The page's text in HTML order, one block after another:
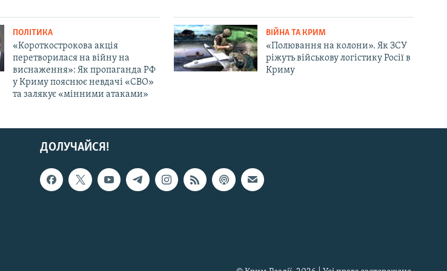
ПОЛІТИКА
«Короткострокова акція
перетворилася на війну на
виснаження»: Як пропаганда РФ
у Криму пояснює невдачі «СВО»
та залякує «мінними атаками»
ВІЙНА ТА КРИМ
«Полювання на колони». Як ЗСУ
ріжуть військову логістику Росії в
Криму
ДОЛУЧАЙСЯ!